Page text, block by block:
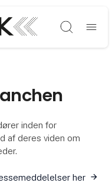
Søg
inden for
af deres viden om
her